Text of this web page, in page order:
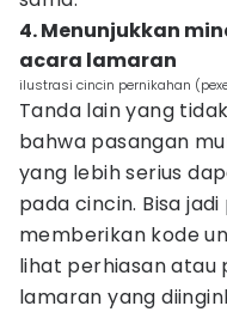
4. Menunjukkan
acara lamaran
ilustrasi cincin pernikahan
Tanda lain yang
bahwa pasangan
yang lebih serius
pada cincin. Bisa
memberikan kode
lihat perhiasan atau
lamaran yang